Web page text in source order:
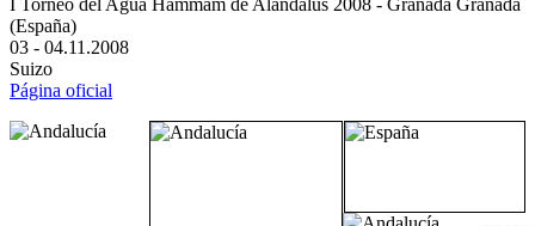
I Torneo del Agua Hammam de Alandalus 2008 - Granada Granada
(España)
03 - 04.11.2008
Suizo
Página oficial